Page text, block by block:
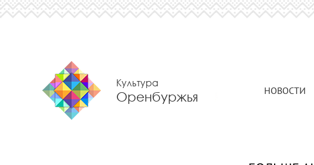
Культура
Оренбуржья НОВОСТИ